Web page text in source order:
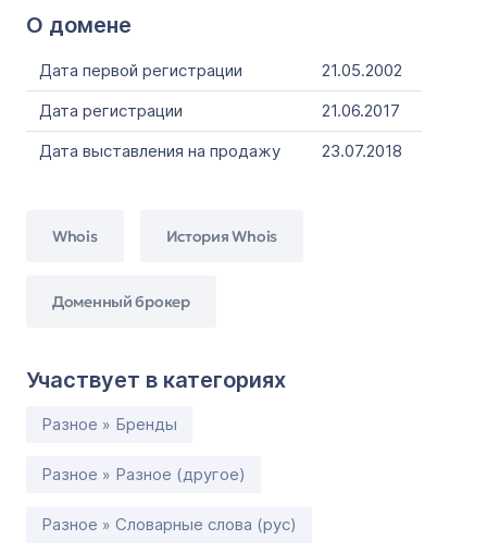
О домене
Дата первой регистрации
21.05.2002
Дата регистрации
21.06.2017
Дата выставления на продажу
23.07.2018
Whois История Whois
Доменный брокер
Участвует в категориях
Разное » Бренды
Разное » Разное (другое)
Разное » Словарные слова (рус)